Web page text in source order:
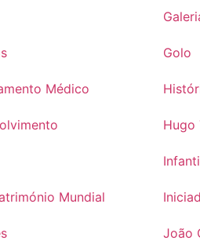
Médico
Mundial
Golo
Hugo
João